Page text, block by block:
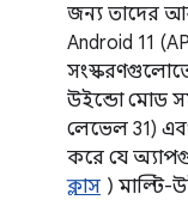
জন্য তাদের
Android 11
উইন্ডো মোড
লেভেল 31)
করে যে
ক্লাস ) মাল্টি-